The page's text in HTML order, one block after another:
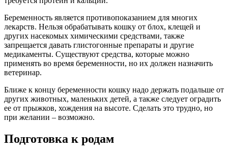
Беременность является противопоказанием для многих
лекарств. Нельзя обрабатывать кошку от блох, клещей и
других насекомых химическими средствами, также
запрещается давать глистогонные препараты и другие
медикаменты. Существуют средства, которые можно
применять во время беременности, но их должен назначить
ветеринар.
Ближе к концу беременности кошку надо держать подальше от
других животных, маленьких детей, а также следует оградить
ее от прыжков, хождения на высоте. Сделать это трудно, но
при желании – возможно.
Подготовка к родам